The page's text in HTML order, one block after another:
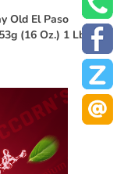
Old El Paso
(16 Oz.) 1 Lb.